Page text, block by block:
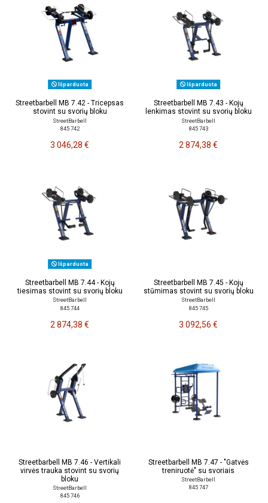
Išparduota
Streetbarbell MB 7.42 - Tricepsas
stovint su svorių bloku
StreetBarbell
845 742
3 046,28 €
Išparduota
Streetbarbell MB 7.43 - Kojų
lenkimas stovint su svorių bloku
StreetBarbell
845 743
2 874,38 €
Išparduota
Streetbarbell MB 7.44 - Kojų
tiesimas stovint su svorių bloku
StreetBarbell
845 744
2 874,38 €
Streetbarbell MB 7.45 - Kojų
stūmimas stovint su svorių bloku
StreetBarbell
845 745
3 092,56 €
Streetbarbell MB 7.46 - Vertikali
virvės trauka stovint su svorių
bloku
StreetBarbell
845 746
Streetbarbell MB 7.47 - "Gatvės
treniruotė" su svoriais
StreetBarbell
845 747